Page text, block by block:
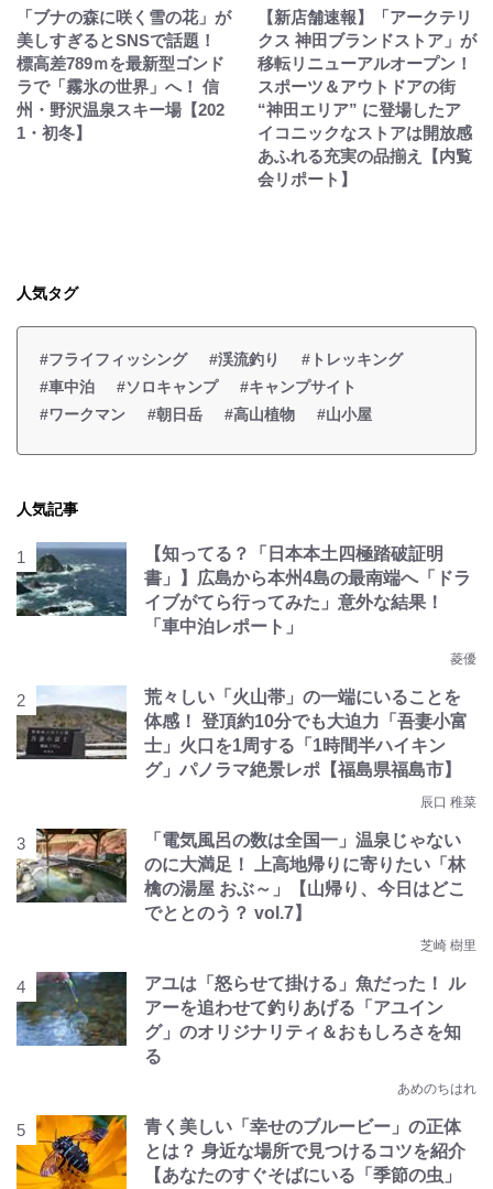
「ブナの森に咲く雪の花」が
美しすぎるとSNSで話題！
標高差789ｍを最新型ゴンド
ラで「霧氷の世界」へ！ 信
州・野沢温泉スキー場【202
1・初冬】
【新店舗速報】「アークテリ
クス 神田ブランドストア」が
移転リニューアルオープン！
スポーツ＆アウトドアの街
“神田エリア” に登場したア
イコニックなストアは開放感
あふれる充実の品揃え【内覧
会リポート】
人気タグ
#フライフィッシング #渓流釣り
#トレッキング
#車中泊
#ソロキャンプ
#キャンプサイト
#ワークマン
#朝日岳 #高山植物 #山小屋
人気記事
【知ってる？「日本本土四極踏破証明
書」】広島から本州4島の最南端へ「ドラ
イブがてら行ってみた」意外な結果！
「車中泊レポート」
菱優
荒々しい「火山帯」の一端にいることを
体感！ 登頂約10分でも大迫力「吾妻小富
士」火口を1周する「1時間半ハイキン
グ」パノラマ絶景レポ【福島県福島市】
辰口 稚菜
「電気風呂の数は全国一」温泉じゃない
のに大満足！ 上高地帰りに寄りたい「林
檎の湯屋 おぶ～」【山帰り、今日はどこ
でととのう？ vol.7】
芝崎 樹里
アユは「怒らせて掛ける」魚だった！ ル
アーを追わせて釣りあげる「アユイン
グ」のオリジナリティ＆おもしろさを知
る
あめのちはれ
青く美しい「幸せのブルービー」の正体
とは？ 身近な場所で見つけるコツを紹介
【あなたのすぐそばにいる「季節の虫」